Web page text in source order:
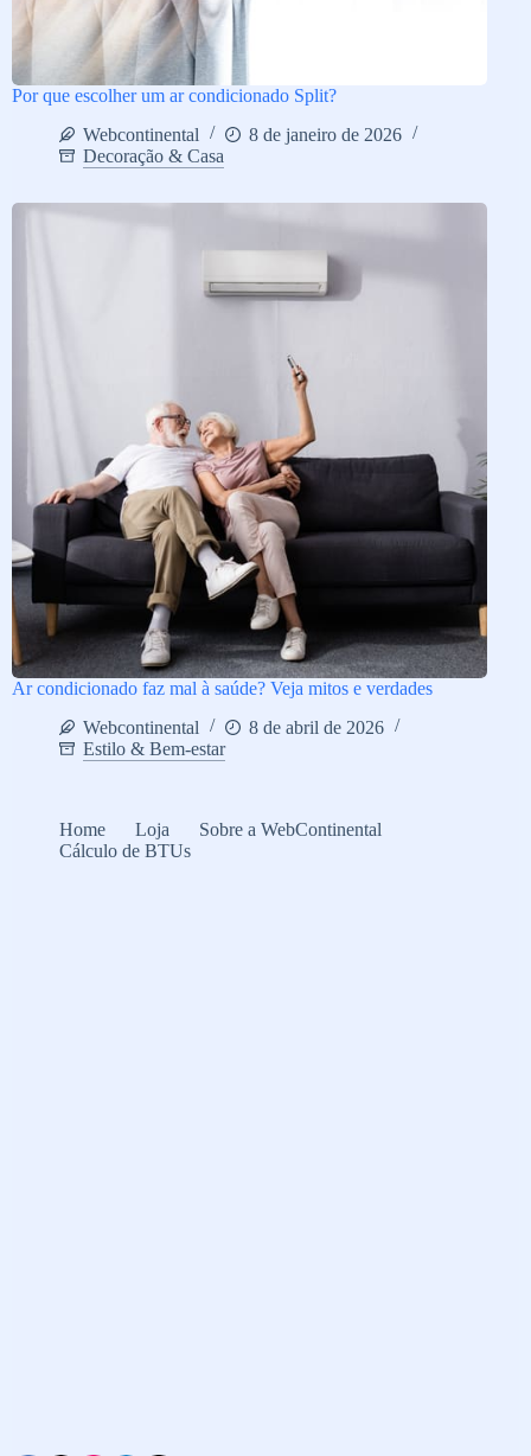
Por que escolher um ar condicionado Split?
Webcontinental
8 de janeiro de 2026
Decoração & Casa
Ar condicionado faz mal à saúde? Veja mitos e verdades
Webcontinental
8 de abril de 2026
Estilo & Bem-estar
Home Loja
Sobre a WebContinental
Cálculo de BTUs